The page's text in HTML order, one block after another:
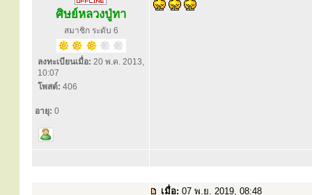
ศิษย์หลวงปู่ทา
สมาชิก ระดับ 6
ลงทะเบียนเมื่อ: 20 พ.ค. 2013,
10:07
โพสต์: 406
อายุ: 0
เมื่อ: 07 พ.ย. 2019, 08:48